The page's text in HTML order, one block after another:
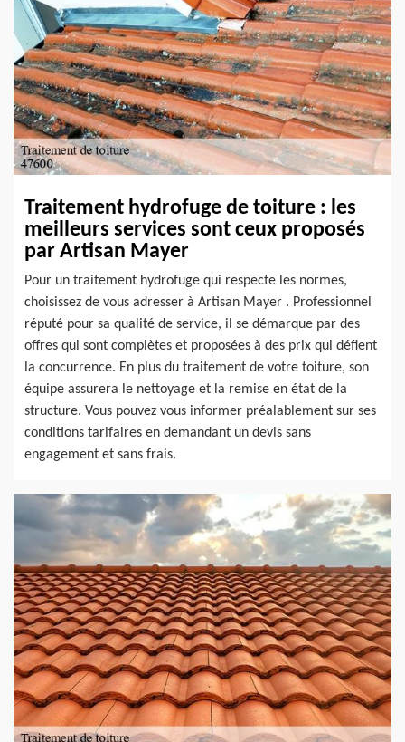
Traitement hydrofuge de toiture : les
meilleurs services sont ceux proposés
par Artisan Mayer
Pour un traitement hydrofuge qui respecte les normes,
choisissez de vous adresser à Artisan Mayer . Professionnel
réputé pour sa qualité de service, il se démarque par des
offres qui sont complètes et proposées à des prix qui défient
la concurrence. En plus du traitement de votre toiture, son
équipe assurera le nettoyage et la remise en état de la
structure. Vous pouvez vous informer préalablement sur ses
conditions tarifaires en demandant un devis sans
engagement et sans frais.